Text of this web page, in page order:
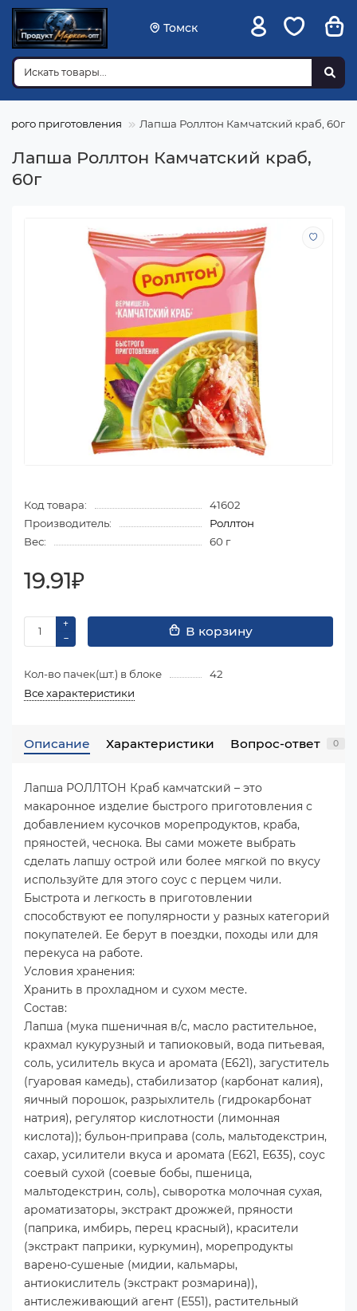
Томск
приготовления Лапша Роллтон Камчатский краб, 60г
Лапша Роллтон Камчатский краб,
60г
Код товара:
41602
Производитель:
Роллтон
Вес:
60 г
19.91₽
В корзину
Кол-во пачек(шт.) в блоке
42
Все характеристики
Описание Характеристики Вопрос-ответ 0
Лапша РОЛЛТОН Краб камчатский – это
макаронное изделие быстрого приготовления с
добавлением кусочков морепродуктов, краба,
пряностей, чеснока. Вы сами можете выбрать
сделать лапшу острой или более мягкой по вкусу
используйте для этого соус с перцем чили.
Быстрота и легкость в приготовлении
способствуют ее популярности у разных категорий
покупателей. Ее берут в поездки, походы или для
перекуса на работе.
Условия хранения:
Хранить в прохладном и сухом месте.
Состав:
Лапша (мука пшеничная в/с, масло растительное,
крахмал кукурузный и тапиоковый, вода питьевая,
соль, усилитель вкуса и аромата (Е621), загуститель
(гуаровая камедь), стабилизатор (карбонат калия),
яичный порошок, разрыхлитель (гидрокарбонат
натрия), регулятор кислотности (лимонная
кислота)); бульон-приправа (соль, мальтодекстрин,
сахар, усилители вкуса и аромата (Е621, Е635), соус
соевый сухой (соевые бобы, пшеница,
мальтодекстрин, соль), сыворотка молочная сухая,
ароматизаторы, экстракт дрожжей, пряности
(паприка, имбирь, перец красный), красители
(экстракт паприки, куркумин), морепродукты
варено-сушеные (мидии, кальмары,
антиокислитель (экстракт розмарина)),
антислеживающий агент (Е551), растительный